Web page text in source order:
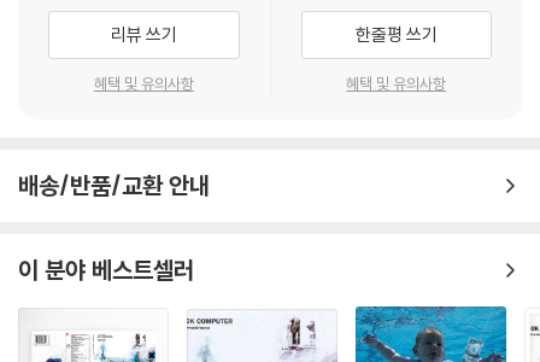
리뷰 쓰기
혜택 및 유의사항
한줄평 쓰기
혜택 및 유의사항
배송/반품/교환 안내
이 분야 베스트셀러